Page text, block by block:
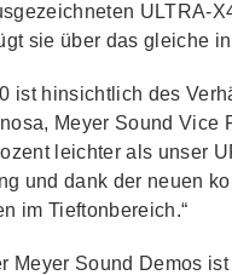
ULTRA-
sie über das gleiche
ist hinsichtlich des
Meyer Sound Vice
leichter als unser
und dank der neuen
im Tieftonbereich.“
Meyer Sound Demos